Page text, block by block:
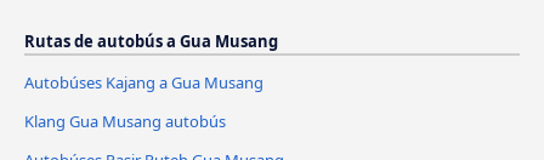
Rutas de autobús a Gua Musang
Autobúses Kajang a Gua Musang
Klang Gua Musang autobús